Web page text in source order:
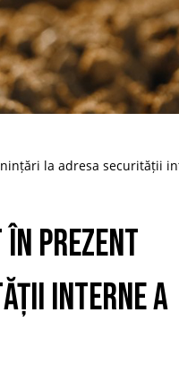
la adresa securității
în prezent
interne a